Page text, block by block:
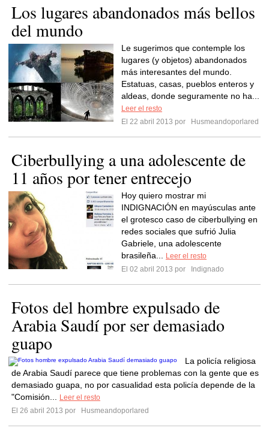
Los lugares abandonados más bellos
del mundo
Le sugerimos que contemple los
lugares (y objetos) abandonados
más interesantes del mundo.
Estatuas, casas, pueblos enteros y
aldeas, donde seguramente no ha...
Leer el resto
El 22 abril 2013 por
Husmeandoporlared
Ciberbullying a una adolescente de
11 años por tener entrecejo
Hoy quiero mostrar mi
INDIGNACIÓN en mayúsculas ante
el grotesco caso de ciberbullying en
redes sociales que sufrió Julia
Gabriele, una adolescente
brasileña...
Leer el resto
El 02 abril 2013 por
Indignado
Fotos del hombre expulsado de
Arabia Saudí por ser demasiado
guapo
La policía religiosa
de Arabia Saudí parece que tiene problemas con la gente que es
demasiado guapa, no por casualidad esta policía depende de la
"Comisión...
Leer el resto
El 26 abril 2013 por
Husmeandoporlared